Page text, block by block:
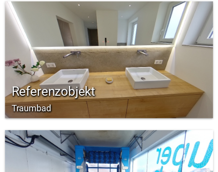
Referenzobjekt
Traumbad